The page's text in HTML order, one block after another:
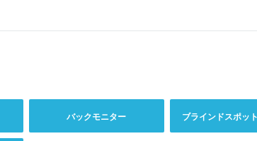
バックモニター ブラインドスポッ